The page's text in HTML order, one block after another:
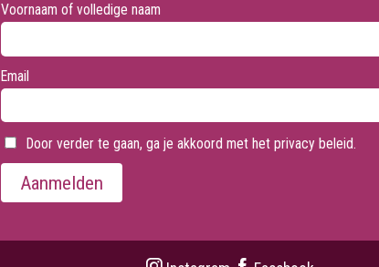
Voornaam of volledige naam
Email
Door verder te gaan, ga je akkoord met het privacy beleid.